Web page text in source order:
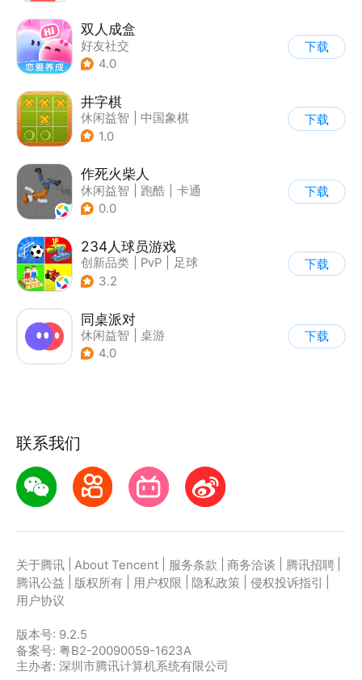
双人成盒
好友社交
4.0
下载
井字棋
休闲益智
中国象棋
1.0
下载
作死火柴人
休闲益智 跑酷
卡通
| 62游戏
0.0
下载
234人球员游戏
创新品类 PvP
足球
| 千人同屏
3.2
下载
同桌派对
休闲益智
桌游
| 派对游戏
4.0
下载
联系我们
关于腾讯 About Tencent 服务条款 商务洽谈 腾讯招聘
腾讯公益
版权所有 用户权限 隐私政策 侵权投诉指引
用户协议
版本号: 9.2.5
备案号: 粤B2-20090059-1623A
主办者: 深圳市腾讯计算机系统有限公司